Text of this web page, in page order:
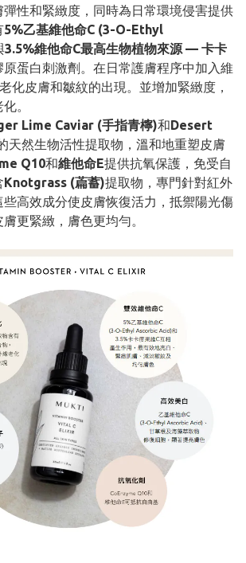
彈性和緊緻度，同時為日常環境侵害提供
5%乙基維他命C (3-O-Ethyl
3.5%維他命C最高生物植物來源 — 卡卡
原蛋白刺激劑。在日常護膚程序中加入維
化皮膚和皺紋的出現。並增加緊緻度，
。
Lime Caviar (手指青檸)和Desert
天然生物活性提取物，溫和地重塑皮膚
Q10和維他命E提供抗氧保護，免受自
Knotgrass (萹蓄)提取物，專門針對紅外
高效成分使皮膚恢復活力，抵禦陽光傷
更緊緻，膚色更均勻。